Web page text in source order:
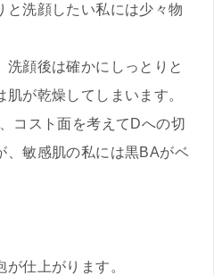
と洗顔したい私には少々物
洗顔後は確かにしっとりと
が乾燥してしまいます。
コスト面を考えてDへの切
、敏感肌の私には黒BAがベ
仕上がります。